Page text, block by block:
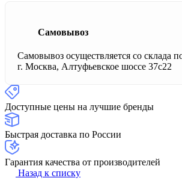
Самовывоз
Самовывоз осуществляется со склада
г. Москва, Алтуфьевское шоссе 37с22
Доступные цены на лучшие бренды
Быстрая доставка по России
Гарантия качества от производителей
Назад к списку